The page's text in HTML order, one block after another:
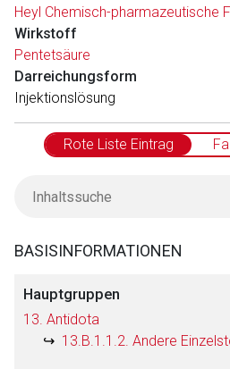
Heyl Chemisch-pharmazeutische
Wirkstoff
Pentetsäure
Darreichungsform
Injektionslösung
Rote Liste Eintrag
BASISINFORMATIONEN
Hauptgruppen
13. Antidota
13.B.1.1.2. Andere